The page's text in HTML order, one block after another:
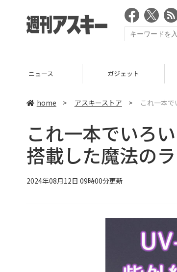
ニュース ガジェット
home > アスキーストア > これ一本
これ一本でいろ
搭載した魔法の
2024年08月12日 09時00分更新